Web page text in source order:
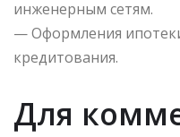
инженерным сетям.
— Оформления
кредитования.
Для